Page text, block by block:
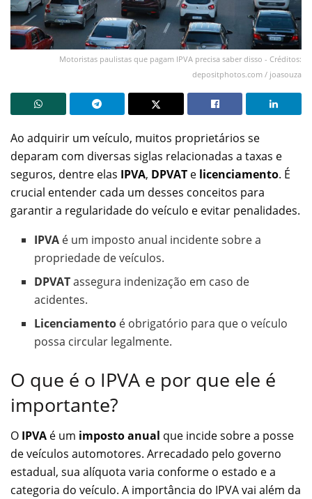
Motoristas paulistas que pagam IPVA precisa saber disso - Créditos:
depositphotos.com / joasouza
Ao adquirir um veículo, muitos proprietários se
deparam com diversas siglas relacionadas a taxas e
seguros, dentre elas IPVA, DPVAT e licenciamento. É
crucial entender cada um desses conceitos para
garantir a regularidade do veículo e evitar penalidades.
IPVA é um imposto anual incidente sobre a
propriedade de veículos.
DPVATassegura indenização em caso de
acidentes.
Licenciamento é obrigatório para que o veículo
possa circular legalmente.
O que é o IPVA e por que ele é
importante?
O IPVA é um imposto anual que incide sobre a posse
de veículos automotores. Arrecadado pelo governo
estadual, sua alíquota varia conforme o estado e a
categoria do veículo. A importância do IPVA vai além da